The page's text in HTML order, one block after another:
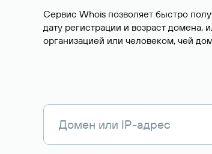
Сервис Whois позволяет быстро
дату регистрации и возраст домена,
организацией или человеком, чей